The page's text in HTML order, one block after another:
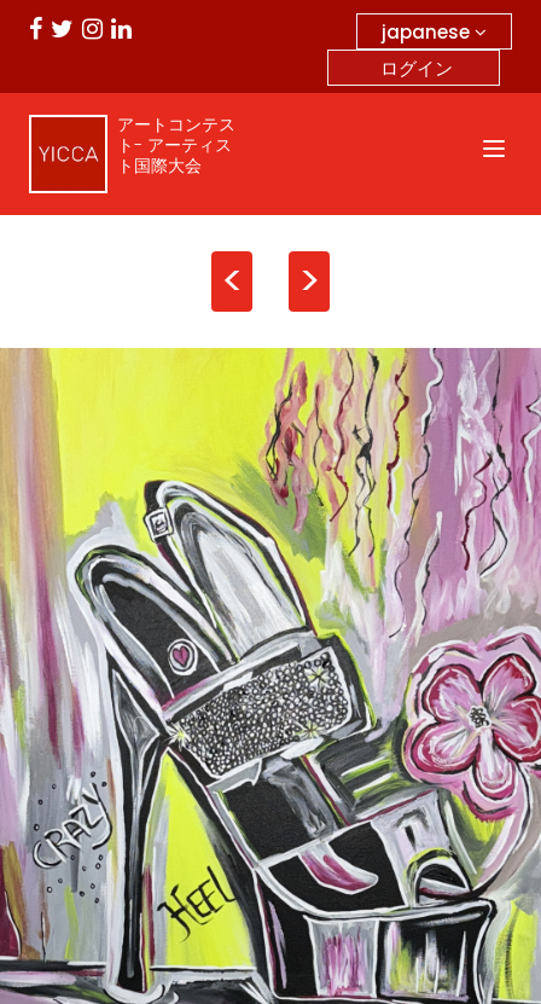
japanese
ログイン
アートコンテス
ト- アーティス
ト国際大会
< >